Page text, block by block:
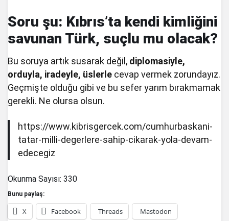
Soru şu: Kıbrıs’ta kendi kimliğini
savunan Türk, suçlu mu olacak?
Bu soruya artık susarak değil, diplomasiyle,
orduyla, iradeyle, üslerle cevap vermek zorundayız.
Geçmişte olduğu gibi ve bu sefer yarım bırakmamak
gerekli. Ne olursa olsun.
https://www.kibrisgercek.com/cumhurbaskani-
tatar-milli-degerlere-sahip-cikarak-yola-devam-
edecegiz
Okunma Sayısı: 330
Bunu paylaş:
X Facebook Threads Mastodon